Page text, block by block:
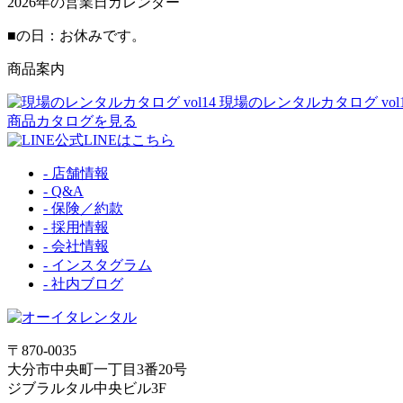
■の日：お休みです。
商品案内
現場のレンタルカタログ
商品カタログを見る
公式LINEはこちら
- 店舗情報
- Q&A
- 保険／約款
- 採用情報
- 会社情報
- インスタグラム
- 社内ブログ
〒870-0035
大分市中央町一丁目3番20号
ジブラルタル中央ビル3F